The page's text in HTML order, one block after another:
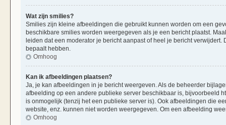
Wat zijn smilies?
Smilies zijn kleine afbeeldingen die gebruikt kunnen worden om een
beschikbare smilies worden weergegeven als je een bericht plaatst.
leiden dat een moderator je bericht aanpast of heel je bericht
bepaalt hebben.
Omhoog
Kan ik afbeeldingen plaatsen?
Ja, je kan afbeeldingen in je bericht weergeven. Als de beheerder
afbeelding op een andere publieke server beschikbaar is, bijvoorbeeld
is onmogelijk (tenzij het een publieke server is). Ook afbeeldingen die
website, enz. kunnen niet worden weergegeven. Om een afbeelding
Omhoog